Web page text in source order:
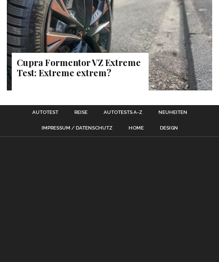
Cupra Formentor VZ Extreme
Test: Extreme extrem?
AUTOTEST REISE AUTOTESTS A-Z NEUHEITEN
IMPRESSUM / DATENSCHUTZ HOME DESIGN